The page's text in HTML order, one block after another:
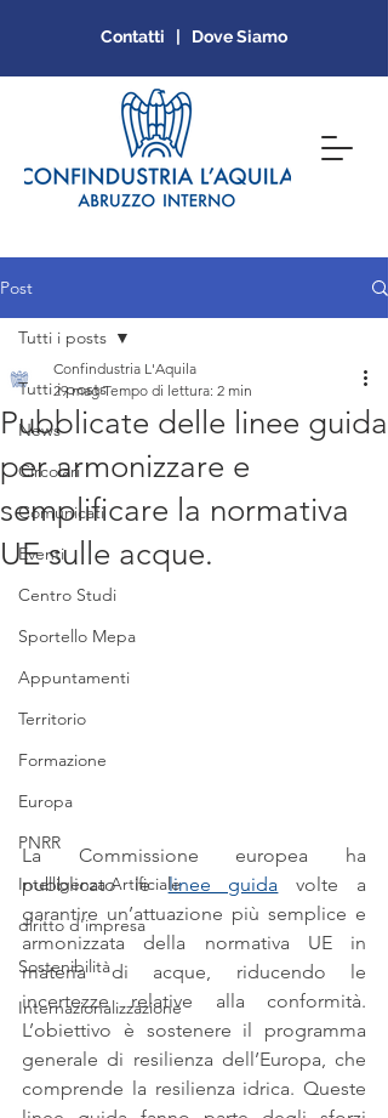
Contatti | Dove Siamo
Post
Tutti i posts
News
Circolari
Comunicati
Eventi
Centro Studi
Sportello Mepa
Appuntamenti
Territorio
Formazione
Europa
PNRR
Intelligenza Artificiale
diritto d'impresa
Sostenibilità
Internazionalizzazione
Tutti i posts
Pubblicate delle linee guida
per armonizzare e
semplificare la normativa
UE sulle acque.
Confindustria L'Aquila
29 mag Tempo di lettura: 2 min
La Commissione europea ha
pubblicato le linee guida volte a
garantire un’attuazione più semplice e
armonizzata della normativa UE in
materia di acque, riducendo le
incertezze relative alla conformità.
L’obiettivo è sostenere il programma
generale di resilienza dell’Europa, che
comprende la resilienza idrica. Queste